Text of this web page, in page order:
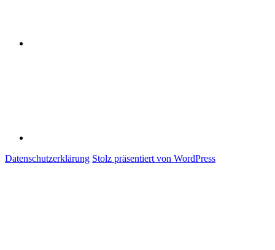
Datenschutzerklärung Stolz präsentiert von WordPress